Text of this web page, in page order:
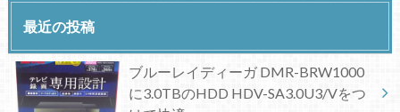
最近の投稿
ブルーレイディーガ DMR-BRW1000
に3.0TBのHDD HDV-SA3.0U3/Vをつ